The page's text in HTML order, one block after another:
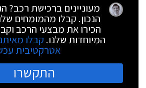
מעוניינים ברכישת רכב?
הנכון. קבלו מהמומחים
הכירו את מבצעי הרכב
המיוחדות שלנו. קבלו
אטרקטיבית
התקשרו